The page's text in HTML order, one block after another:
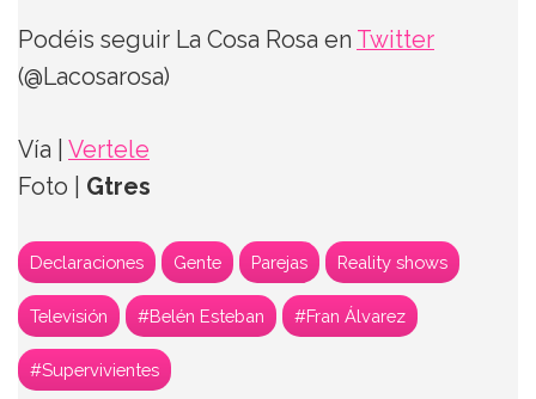
Podéis seguir La Cosa Rosa en Twitter
(@Lacosarosa)
Vía | Vertele
Foto | Gtres
Declaraciones Gente Parejas Reality shows
Televisión #Belén Esteban #Fran Álvarez
#Supervivientes